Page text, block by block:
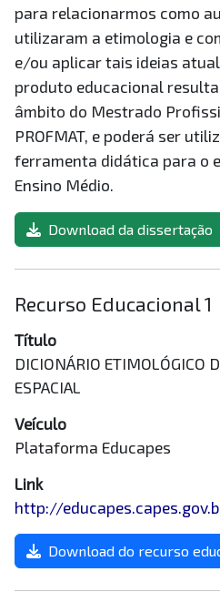
para relacionarmos como
utilizaram a etimologia e
e/ou aplicar tais ideias
produto educacional
âmbito do Mestrado
PROFMAT, e poderá ser
ferramenta didática para o
Ensino Médio.
Download da dissertação
Recurso Educacional 1
Título
DICIONÁRIO ETIMOLÓGICO
ESPACIAL
Veículo
Plataforma Educapes
Link
http://
Download do recurso